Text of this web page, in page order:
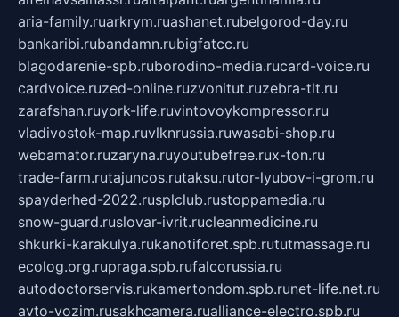
aria-family.ruarkrym.ruashanet.rubelgorod-day.ru
bankaribi.rubandamn.rubigfatcc.ru
blagodarenie-spb.ruborodino-media.rucard-voice.ru
cardvoice.ruzed-online.ruzvonitut.ruzebra-tlt.ru
zarafshan.ruyork-life.ruvintovoykompressor.ru
vladivostok-map.ruvlknrussia.ruwasabi-shop.ru
webamator.ruzaryna.ruyoutubefree.rux-ton.ru
trade-farm.rutajuncos.rutaksu.rutor-lyubov-i-grom.ru
spayderhed-2022.rusplclub.rustoppamedia.ru
snow-guard.ruslovar-ivrit.rucleanmedicine.ru
shkurki-karakulya.rukanotiforet.spb.rututmassage.ru
ecolog.org.rupraga.spb.rufalcorussia.ru
autodoctorservis.rukamertondom.spb.runet-life.net.ru
avto-vozim.rusakhcamera.rualliance-electro.spb.ru